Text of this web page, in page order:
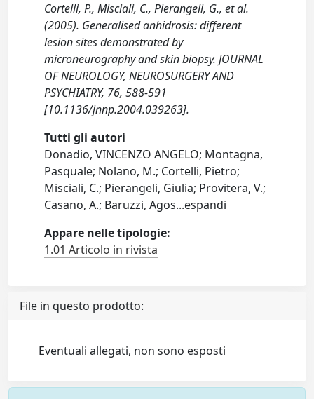
Cortelli, P., Misciali, C., Pierangeli, G., et al.
(2005). Generalised anhidrosis: different
lesion sites demonstrated by
microneurography and skin biopsy. JOURNAL
OF NEUROLOGY, NEUROSURGERY AND
PSYCHIATRY, 76, 588-591
[10.1136/jnnp.2004.039263].
Tutti gli autori
Donadio, VINCENZO ANGELO; Montagna,
Pasquale; Nolano, M.; Cortelli, Pietro;
Misciali, C.; Pierangeli, Giulia; Provitera, V.;
Casano, A.; Baruzzi, Agos...espandi
Appare nelle tipologie:
1.01 Articolo in rivista
File in questo prodotto:
Eventuali allegati, non sono esposti